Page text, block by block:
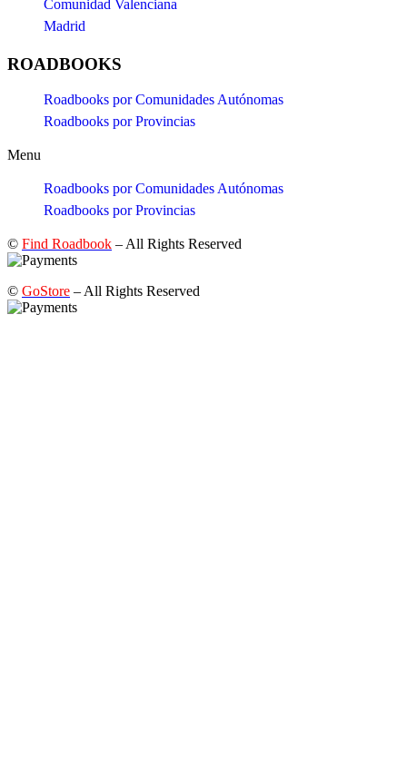
Comunidad Valenciana
Madrid
ROADBOOKS
Roadbooks por Comunidades Autónomas
Roadbooks por Provincias
Menu
Roadbooks por Comunidades Autónomas
Roadbooks por Provincias
© Find Roadbook – All Rights Reserved
© GoStore – All Rights Reserved